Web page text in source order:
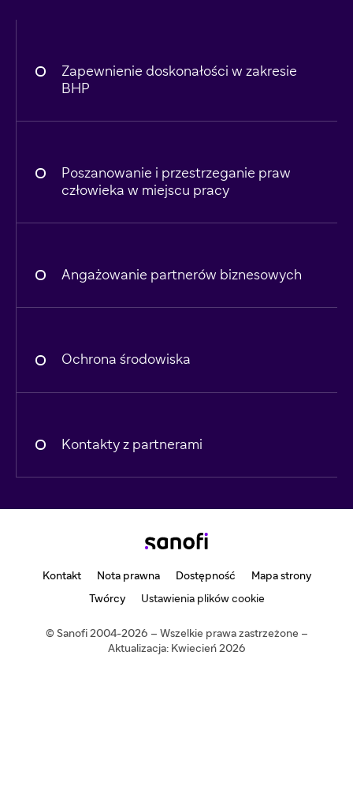
Zapewnienie doskonałości w zakresie
BHP
Poszanowanie i przestrzeganie praw
człowieka w miejscu pracy
Angażowanie partnerów biznesowych
Ochrona środowiska
Kontakty z partnerami
Kontakt Nota prawna Dostępność Mapa strony
Twórcy Ustawienia plików cookie
© Sanofi 2004-2026 – Wszelkie prawa zastrzeżone –
Aktualizacja: Kwiecień 2026